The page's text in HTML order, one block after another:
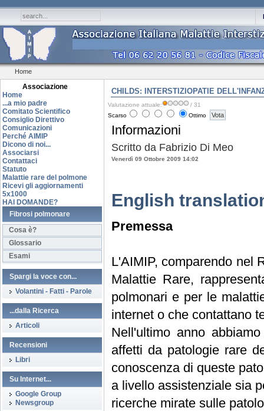
Home
Associazione
Home
...a mio padre
Comitato Scientifico
Consiglio Direttivo
Comunicazioni
Perché AIMIP
Dicono di noi...
Associarsi
Contattaci
Statuto
Malattie rare del polmone
Ricevi gli aggiornamenti
5x1000
HAI DOMANDE?
Fibrosi polmonare
Cosa è?
Glossario
Esami
Spargi la voce con...
Volantini - Fatti - Parole
...dalla Ricerca
Articoli
Recensioni
Libri
Su Internet...
Google Group
Newsgroup
CHILDS: INTERSTIZIOPATIE
Valutazione attuale:
/ 31
Scarso
Ottimo
Informazioni
Scritto da Fabrizio Di Meo
Venerdì 09 Ottobre 2009 14:02
English
Premessa
L'AIMIP, comparendo nel
Malattie Rare,
polmonari e per le
internet o che contattano
Nell'ultimo anno
affetti da patologie rare
conoscenza di queste
a livello assistenziale sia
ricerche mirate sulle